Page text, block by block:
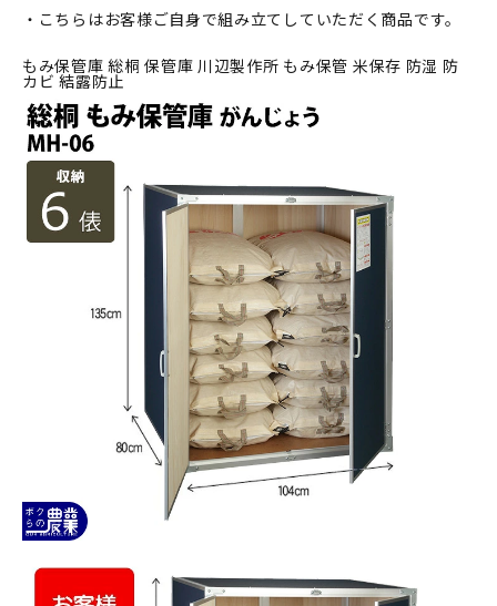
・こちらはお客様ご自身で組み立てしていただく商品です。
もみ保管庫 総桐 保管庫 川辺製作所 もみ保管 米保存 防湿 防
カビ 結露防止